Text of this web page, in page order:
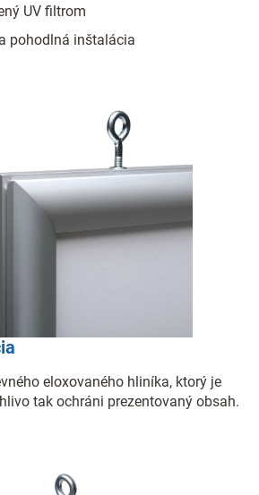
UV filtrom
pohodlná inštalácia
eloxovaného hliníka, ktorý je
tak ochráni prezentovaný obsah.